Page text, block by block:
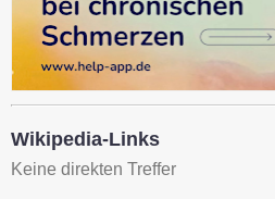
Wikipedia-Links
Keine direkten Treffer